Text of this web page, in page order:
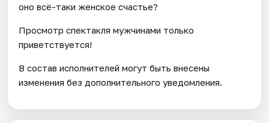
оно всё-таки женское счастье?
Просмотр спектакля мужчинами только
приветствуется!
В состав исполнителей могут быть внесены
изменения без дополнительного уведомления.